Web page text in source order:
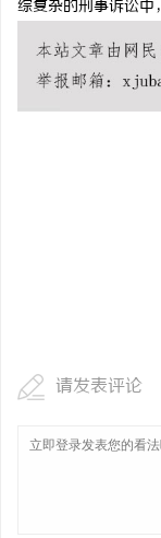
综复杂的刑事诉讼中
请发表评论
汉配眼镜 上海配眼镜